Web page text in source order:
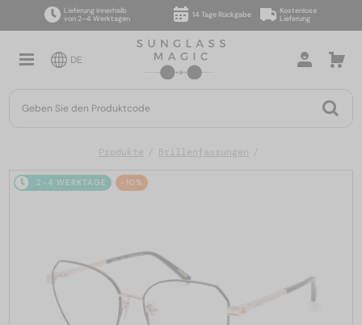
Lieferung innerhalb
von 2–4 Werktagen
14 Tage Rückgabe
Kostenlose
Lieferung
DE
Produkte Brillenfassungen
2-4 WERKTAGE -10%